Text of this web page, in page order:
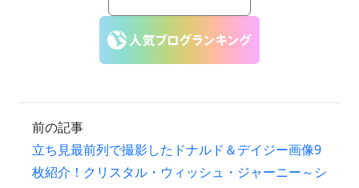
前の記事
立ち見最前列で撮影したドナルド＆デイジー画像9
枚紹介！クリスタル・ウィッシュ・ジャーニー～シ